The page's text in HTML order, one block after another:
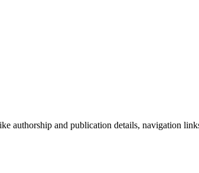
authorship and publication details, navigation